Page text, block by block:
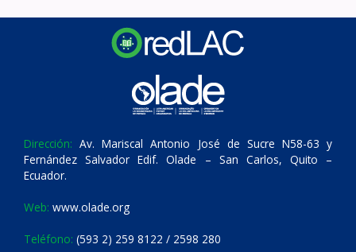
Dirección: Av. Mariscal Antonio José de Sucre N58-63 y
Fernández Salvador Edif. Olade – San Carlos, Quito –
Ecuador.
Web: www.olade.org
Teléfono: (593 2) 259 8122 / 2598 280